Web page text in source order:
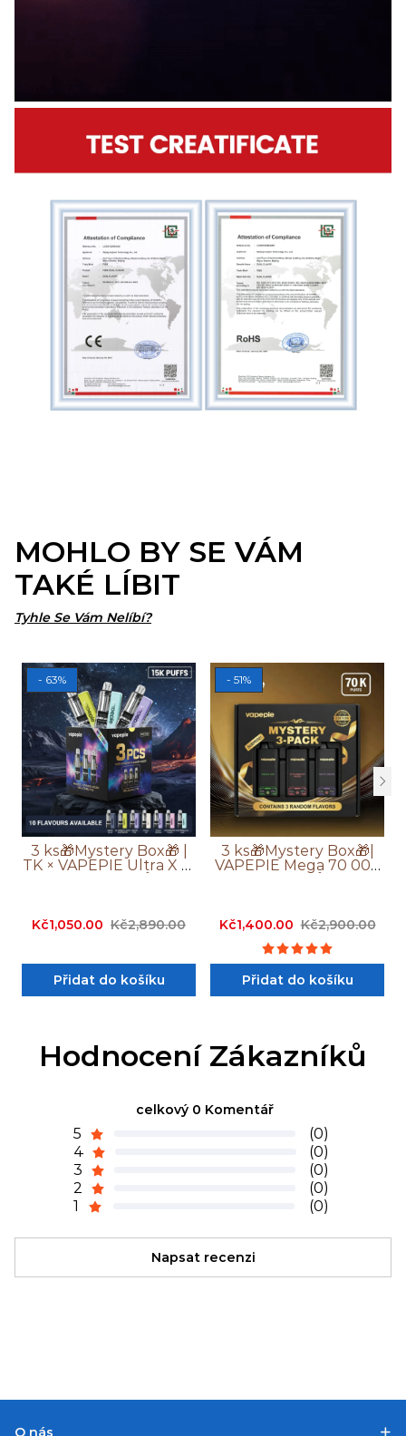
MOHLO BY SE VÁM
TAKÉ LÍBIT
Tyhle Se Vám Nelíbí?
- 63%
3 ks🎁Mystery Box🎁 |
TK × VAPEPIE Ultra X 15
Kč1,050.00 Kč2,890.00
Přidat do košíku
- 51%
3 ks🎁Mystery Box🎁|
VAPEPIE Mega 70 000
Kč1,400.00 Kč2,900.00
Přidat do košíku
Hodnocení Zákazníků
celkový 0 Komentář
5
(0)
4
(0)
3
(0)
2
(0)
1
(0)
Napsat recenzi
O nás